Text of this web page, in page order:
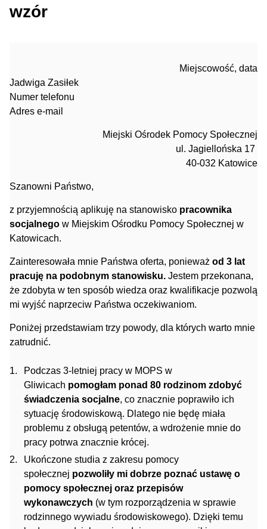
wzór
Miejscowość, data
Jadwiga Zasiłek
Numer telefonu
Adres e-mail
Miejski Ośrodek Pomocy Społecznej
ul. Jagiellońska 17
40-032 Katowice
Szanowni Państwo,
z przyjemnością aplikuję na stanowisko pracownika
socjalnego w Miejskim Ośrodku Pomocy Społecznej w
Katowicach.
Zainteresowała mnie Państwa oferta, ponieważ od 3 lat
pracuję na podobnym stanowisku. Jestem przekonana,
że zdobyta w ten sposób wiedza oraz kwalifikacje pozwolą
mi wyjść naprzeciw Państwa oczekiwaniom.
Poniżej przedstawiam trzy powody, dla których warto mnie
zatrudnić.
Podczas 3-letniej pracy w MOPS w
Gliwicach pomogłam ponad 80 rodzinom zdobyć
świadczenia socjalne, co znacznie poprawiło ich
sytuację środowiskową. Dlatego nie będę miała
problemu z obsługą petentów, a wdrożenie mnie do
pracy potrwa znacznie krócej.
Ukończone studia z zakresu pomocy
społecznej pozwoliły mi dobrze poznać ustawę o
pomocy społecznej oraz przepisów
wykonawczych (w tym rozporządzenia w sprawie
rodzinnego wywiadu środowiskowego). Dzięki temu